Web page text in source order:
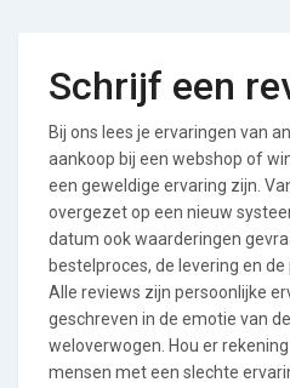
Schrijf een
Bij ons lees je ervaringen van
aankoop bij een webshop of
een geweldige ervaring zijn.
overgezet op een nieuw
datum ook waarderingen
bestelproces, de levering en de
Alle reviews zijn persoonlijke
geschreven in de emotie van
weloverwogen. Hou er
mensen met een slechte